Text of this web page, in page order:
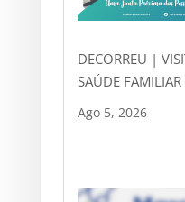
DECORREU |
SAÚDE FAMILIAR
Ago 5, 2026